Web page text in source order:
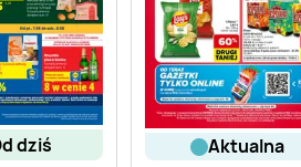
od dziś aktualna